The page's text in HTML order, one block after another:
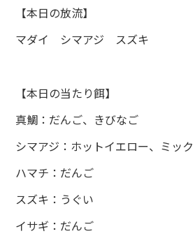
【本日の放流】
マダイ シマアジ スズキ
【本日の当たり餌】
真鯛：だんご、きびなご
シマアジ：ホットイエロー、ミック
ハマチ：だんご
スズキ：うぐい
イサギ：だんご